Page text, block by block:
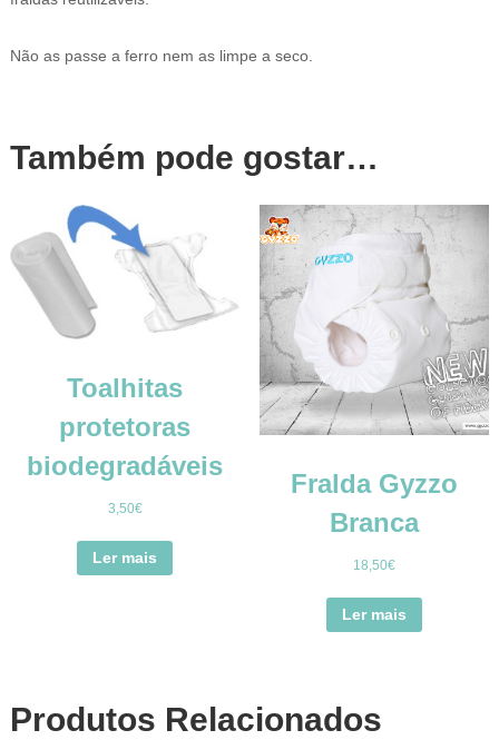
Não as passe a ferro nem as limpe a seco.
Também pode gostar…
Toalhitas
protetoras
biodegradáveis
3,50€
Ler mais
Fralda Gyzzo
Branca
18,50€
Ler mais
Produtos Relacionados